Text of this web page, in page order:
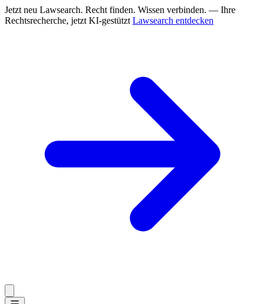
Jetzt neu Lawsearch. Recht finden. Wissen verbinden. — Ihre
Rechtsrecherche, jetzt KI-gestützt Lawsearch entdecken